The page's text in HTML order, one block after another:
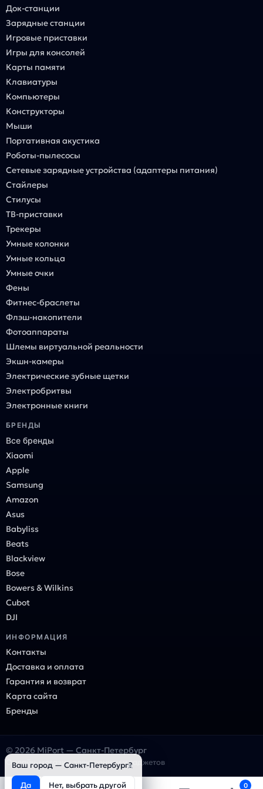
Док-станции
Зарядные станции
Игровые приставки
Игры для консолей
Карты памяти
Клавиатуры
Компьютеры
Конструкторы
Мыши
Портативная акустика
Роботы-пылесосы
Сетевые зарядные устройства (адаптеры питания)
Стайлеры
Стилусы
ТВ-приставки
Трекеры
Умные колонки
Умные кольца
Умные очки
Фены
Фитнес-браслеты
Флэш-накопители
Фотоаппараты
Шлемы виртуальной реальности
Экшн-камеры
Электрические зубные щетки
Электробритвы
Электронные книги
БРЕНДЫ
Все бренды
Xiaomi
Apple
Samsung
Amazon
Asus
Babyliss
Beats
Blackview
Bose
Bowers & Wilkins
Cubot
DJI
ИНФОРМАЦИЯ
Контакты
Доставка и оплата
Гарантия и возврат
Карта сайта
Бренды
© 2026 MiPort — Санкт-Петербург
Онлайн-магазин электроники и гаджетов
0
Ваш город — Санкт-Петербург?
Да
Нет, выбрать другой
×